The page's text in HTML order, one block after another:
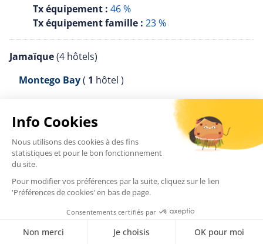
Tx équipement : 46 %
Tx équipement famille : 23 %
Jamaïque(4 hôtels)
Montego Bay( 1 hôtel )
Tx équipement :
Negril
Sandals Negril Beach & Spa
23 %